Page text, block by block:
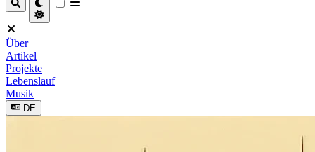
Über
Artikel
Projekte
Lebenslauf
Musik
DE